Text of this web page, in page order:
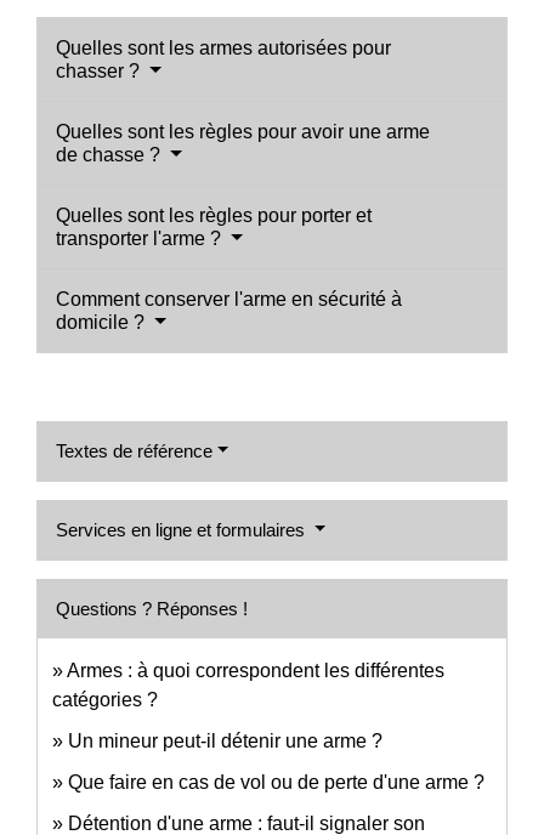
Quelles sont les armes autorisées pour
chasser ?
Quelles sont les règles pour avoir une arme
de chasse ?
Quelles sont les règles pour porter et
transporter l'arme ?
Comment conserver l'arme en sécurité à
domicile ?
Textes de référence
Services en ligne et formulaires
Questions ? Réponses !
Armes : à quoi correspondent les différentes
catégories ?
Un mineur peut-il détenir une arme ?
Que faire en cas de vol ou de perte d'une arme ?
Détention d'une arme : faut-il signaler son